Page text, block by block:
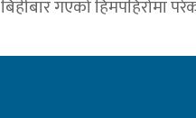
बिहीबार गएको हिमपहिरोमा